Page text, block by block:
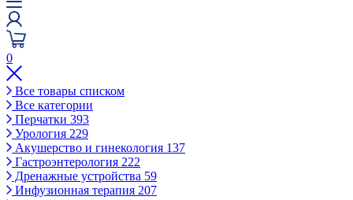
0
Все товары списком
Все категории
Перчатки 393
Урология 229
Акушерство и гинекология 137
Гастроэнтерология 222
Дренажные устройства 59
Инфузионная терапия 207